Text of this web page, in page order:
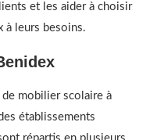
et les aider à choisir
à leurs besoins.
de mobilier scolaire à
établissements